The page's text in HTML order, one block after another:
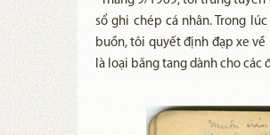
sổ ghi chép cá nhân. Trong
buồn, tôi quyết định đạp xe về
là loại băng tang dành cho các